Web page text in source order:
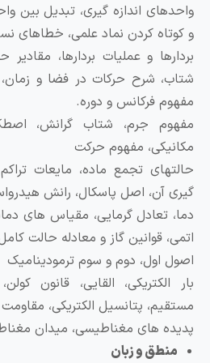
اندازه گیری، تبدیل بین
کوتاه کردن نماد علمی، خطاهای
و عملیات بردارها، مقادیر
شرح حرکات در فضا و زمان،
فرکانس و دوره.
جرم، شتاب گرانش،
مفهوم حرکت
تجمع ماده، مایعات تراکم
آن، اصل پاسکال، رانش
تعادل گرمایی، مقیاس های
قوانین گاز و معادله حالت کامل گاز
اول، دوم و سوم ترمودینامیک
الکتریکی، القایی، قانون کولن،
پتانسیل الکتریکی، مقاومت
های مغناطیسی، میدان
منطق و زبان